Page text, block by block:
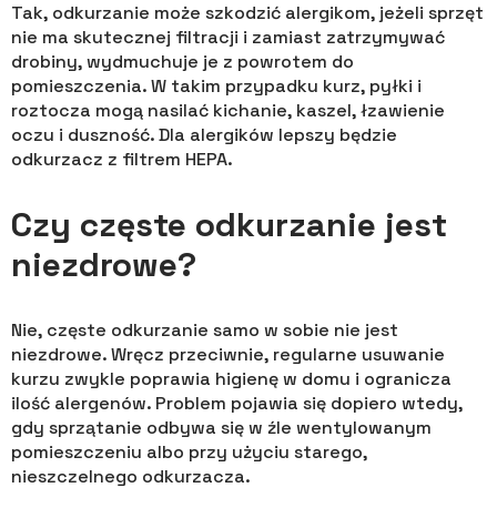
Tak, odkurzanie może szkodzić alergikom, jeżeli sprzęt
nie ma skutecznej filtracji i zamiast zatrzymywać
drobiny, wydmuchuje je z powrotem do
pomieszczenia. W takim przypadku kurz, pyłki i
roztocza mogą nasilać kichanie, kaszel, łzawienie
oczu i duszność. Dla alergików lepszy będzie
odkurzacz z filtrem HEPA.
Czy częste odkurzanie jest
niezdrowe?
Nie, częste odkurzanie samo w sobie nie jest
niezdrowe. Wręcz przeciwnie, regularne usuwanie
kurzu zwykle poprawia higienę w domu i ogranicza
ilość alergenów. Problem pojawia się dopiero wtedy,
gdy sprzątanie odbywa się w źle wentylowanym
pomieszczeniu albo przy użyciu starego,
nieszczelnego odkurzacza.